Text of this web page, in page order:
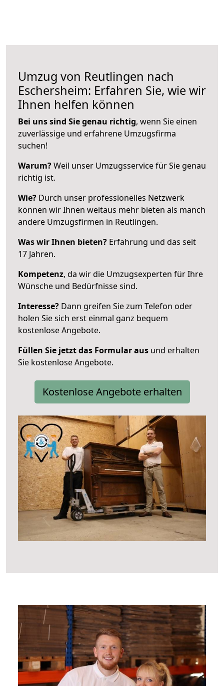
Umzug von Reutlingen nach
Eschersheim: Erfahren Sie, wie wir
Ihnen helfen können
Bei uns sind Sie genau richtig, wenn Sie einen
zuverlässige und erfahrene Umzugsfirma
suchen!
Warum?Weil unser Umzugsservice für Sie genau
richtig ist.
Wie? Durch unser professionelles Netzwerk
können wir Ihnen weitaus mehr bieten als manch
andere Umzugsfirmen in Reutlingen.
Was wir Ihnen bieten? Erfahrung und das seit
17 Jahren.
Kompetenz, da wir die Umzugsexperten für Ihre
Wünsche und Bedürfnisse sind.
Interesse? Dann greifen Sie zum Telefon oder
holen Sie sich erst einmal ganz bequem
kostenlose Angebote.
Füllen Sie jetzt das Formular aus und erhalten
Sie kostenlose Angebote.
Kostenlose Angebote erhalten